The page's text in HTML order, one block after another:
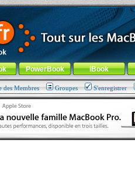
! -Aller au menu de la rubrique
PowerBook iBook
des Membres Groupes S'enregistrer